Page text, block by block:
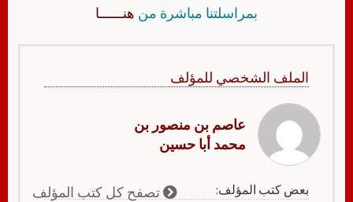
بمراسلتنا مباشرة من هنــــــا
الملف الشخصي للمؤلف
عاصم بن منصور بن
محمد أبا حسين
بعض كتب المؤلف: تصفح كل كتب المؤلف